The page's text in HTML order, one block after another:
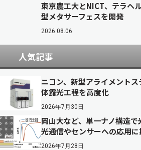
東京農工大とNICT、テラヘ
型メタサーフェスを開発
2026.08.06
人気記事
ニコン、新型アライメント
体露光工程を高度化
2026年7月30日
岡山大など、単一ナノ構造
光通信やセンサーへの応用に
2026年7月28日